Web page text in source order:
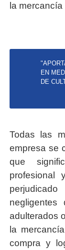
la
EN
DE
Todas las
empresa se
que
profesional
negligentes
adulterados
la
compra y